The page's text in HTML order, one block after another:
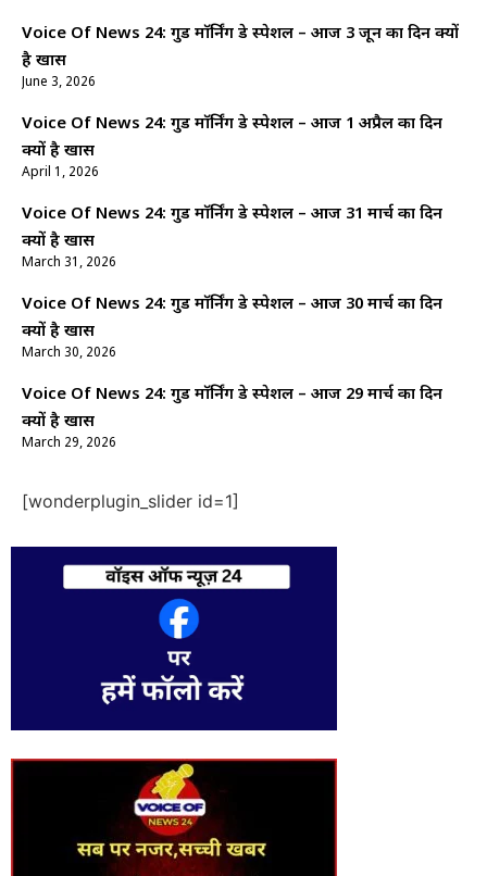
Voice Of News 24: गुड माॅर्निंग डे स्पेशल – आज 3 जून का दिन क्यों
है खास
June 3, 2026
Voice Of News 24: गुड माॅर्निंग डे स्पेशल – आज 1 अप्रैल का दिन
क्यों है खास
April 1, 2026
Voice Of News 24: गुड माॅर्निंग डे स्पेशल – आज 31 मार्च का दिन
क्यों है खास
March 31, 2026
Voice Of News 24: गुड माॅर्निंग डे स्पेशल – आज 30 मार्च का दिन
क्यों है खास
March 30, 2026
Voice Of News 24: गुड माॅर्निंग डे स्पेशल – आज 29 मार्च का दिन
क्यों है खास
March 29, 2026
[wonderplugin_slider id=1]